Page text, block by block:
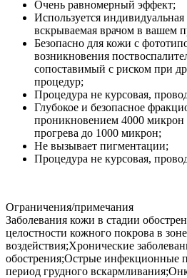
Очень равномерный эффект;
Используется индивидуальная
вскрываемая врачом в вашем
Безопасно для кожи с
возникновения
сопоставимый с риском при
процедур;
Процедура не курсовая,
Глубокое и безопасное
проникновением 4000 микрон
прогрева до 1000 микрон;
Не вызывает пигментации;
Процедура не курсовая,
Ограничения/примечания
Заболевания кожи в стадии
целостности кожного покрова в зоне
воздействия;Хронические
обострения;Острые инфекционные
период грудного